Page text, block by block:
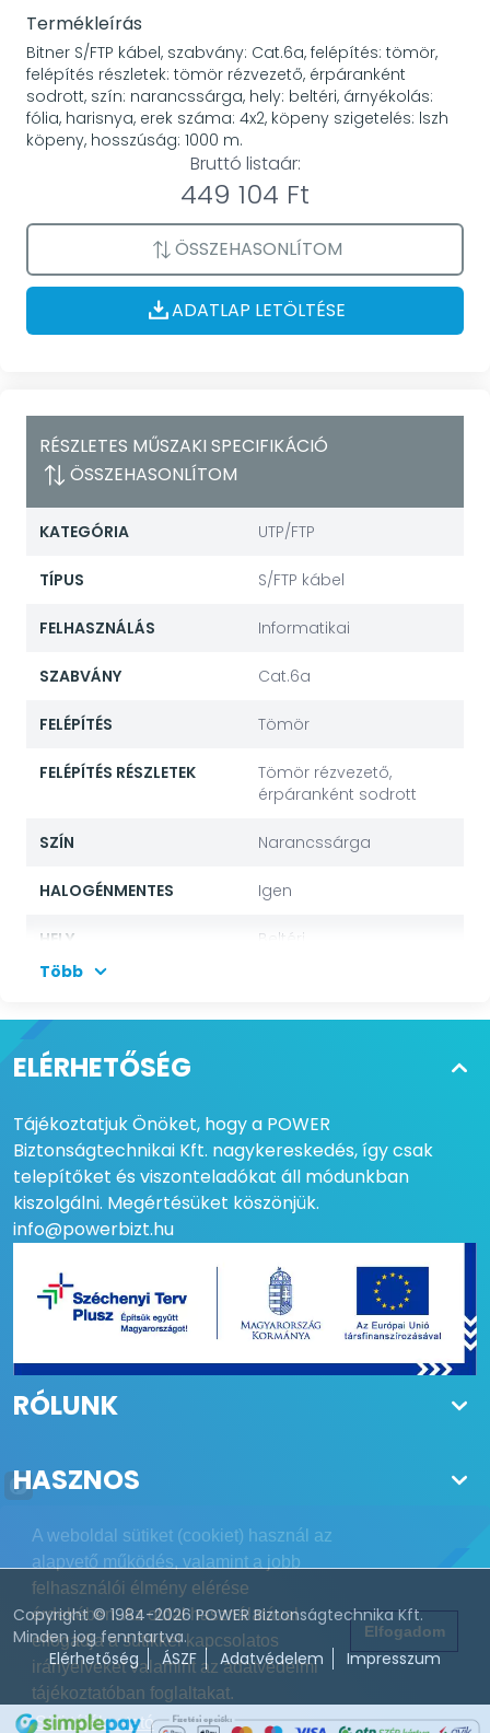
Termékleírás
Bitner S/FTP kábel, szabvány: Cat.6a, felépítés: tömör,
felépítés részletek: tömör rézvezető, érpáranként
sodrott, szín: narancssárga, hely: beltéri, árnyékolás:
fólia, harisnya, erek száma: 4x2, köpeny szigetelés: lszh
köpeny, hosszúság: 1000 m.
Bruttó listaár:
449 104 Ft
ÖSSZEHASONLÍTOM
ADATLAP LETÖLTÉSE
RÉSZLETES MŰSZAKI SPECIFIKÁCIÓ
ÖSSZEHASONLÍTOM
KATEGÓRIA UTP/FTP
TÍPUS S/FTP kábel
FELHASZNÁLÁS Informatikai
SZABVÁNY Cat.6a
FELÉPÍTÉS Tömör
FELÉPÍTÉS RÉSZLETEK
Tömör rézvezető,
érpáranként sodrott
SZÍN Narancssárga
HALOGÉNMENTES Igen
HELY Beltéri
KÖPENY SZIGETELÉS
HOSSZÚSÁG 1000 m
Több
ELÉRHETŐSÉG
Tájékoztatjuk Önöket, hogy a POWER
Biztonságtechnikai Kft. nagykereskedés, így csak
telepítőket és viszonteladókat áll módunkban
kiszolgálni. Megértésüket köszönjük.
info@powerbizt.hu
RÓLUNK
HASZNOS
Copyright © 1984-2026 POWER Biztonságtechnika Kft.
Minden jog fenntartva.
Elérhetőség
ÁSZF Adatvédelem Impresszum
A weboldal sütiket (cookiet) használ az
alapvető működés, valamint a jobb
felhasználói élmény elérése
érdekében. Az oldal használatával
elfogadja a sütikkel kapcsolatos
irányelveket valamint az adatvédelmi
tájékoztatóban foglaltakat.
Süti tájékoztató
Elfogadom